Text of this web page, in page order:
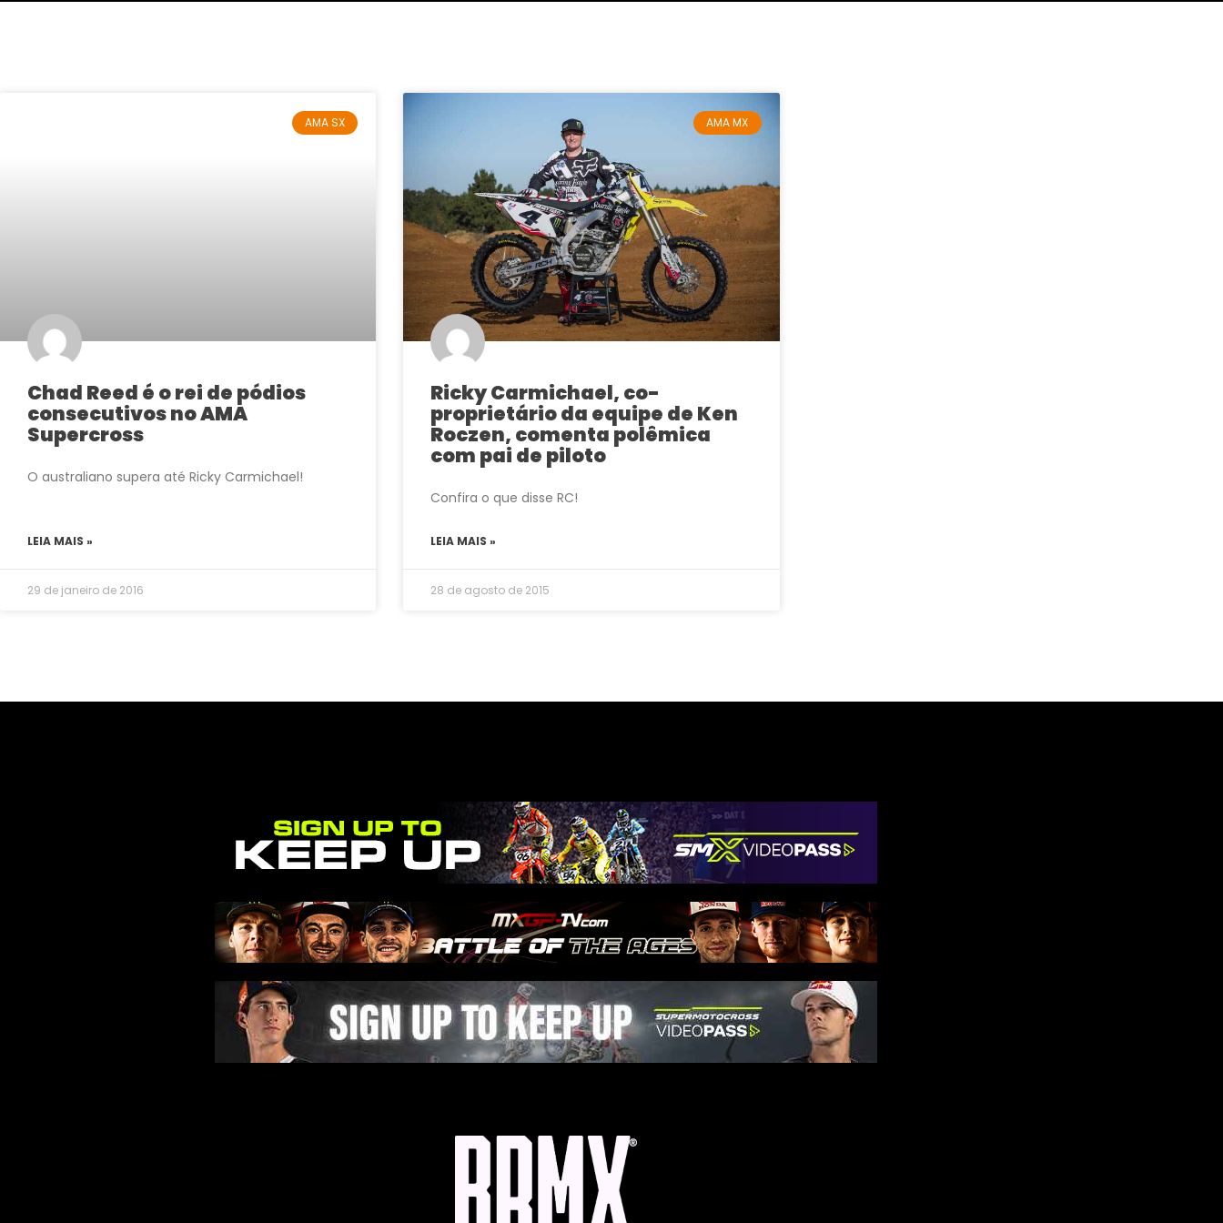
AMA SX
Chad Reed é o rei de pódios
consecutivos no AMA
Supercross
O australiano supera até Ricky Carmichael!
LEIA MAIS »
29 de janeiro de 2016
AMA MX
Ricky Carmichael, co-
proprietário da equipe de Ken
Roczen, comenta polêmica
com pai de piloto
Confira o que disse RC!
LEIA MAIS »
28 de agosto de 2015